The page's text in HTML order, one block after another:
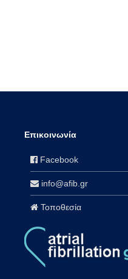
Επικοινωνία
Facebook
info@afib.gr
Τοποθεσία